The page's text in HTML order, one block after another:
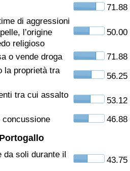
71.88
di aggressioni
l’origine
religioso
50.00
o vende droga
71.88
la proprietà tra
56.25
tra cui assalto
53.12
concussione
46.88
da soli durante il
43.75
per
(Corrente)
per Nazione